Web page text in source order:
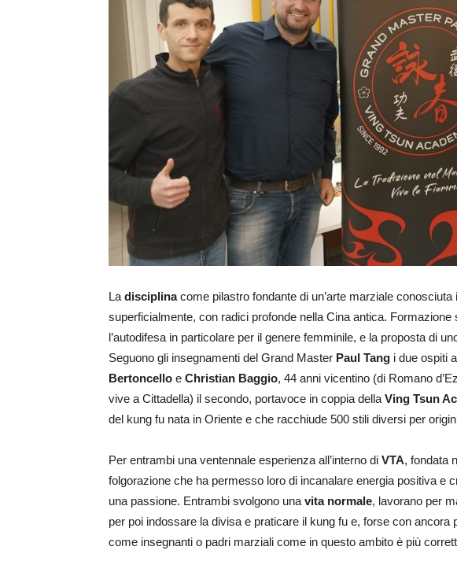
La disciplinacome pilastro fondante di un’arte marziale
superficialmente, con radici profonde nella Cina antica.
l’autodifesa in particolare per il genere femminile, e la proposta di
Seguono gli insegnamenti del Grand Master Paul Tang i due ospiti a
Bertoncello e Christian Baggio, 44 anni vicentino (di Romano
vive a Cittadella) il secondo, portavoce in coppia della Ving Tsun
del kung fu nata in Oriente e che racchiude 500 stili diversi per
Per entrambi una ventennale esperienza all’interno di VTA, fondata
folgorazione che ha permesso loro di incanalare energia positiva e
una passione. Entrambi svolgono una vita normale, lavorano per
per poi indossare la divisa e praticare il kung fu e, forse con ancora
come insegnanti o padri marziali come in questo ambito è più